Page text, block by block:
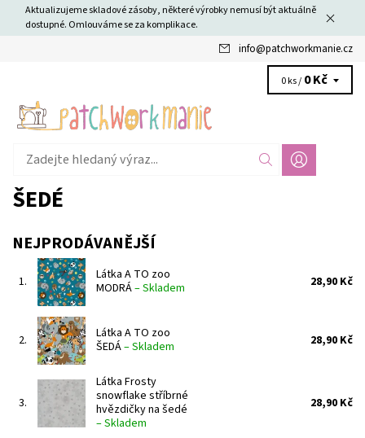
Aktualizujeme skladové zásoby, některé výrobky nemusí být aktuálně
dostupné. Omlouváme se za komplikace.
info@patchworkmanie.cz
0 ks / 0 Kč
ŠEDÉ
NEJPRODÁVANĚJŠÍ
1.
Látka A TO zoo
MODRÁ–Skladem 28,90 Kč
2.
Látka A TO zoo
ŠEDÁ–Skladem 28,90 Kč
3.
Látka Frosty
snowflake stříbrné
hvězdičky na šedé
–Skladem
28,90 Kč